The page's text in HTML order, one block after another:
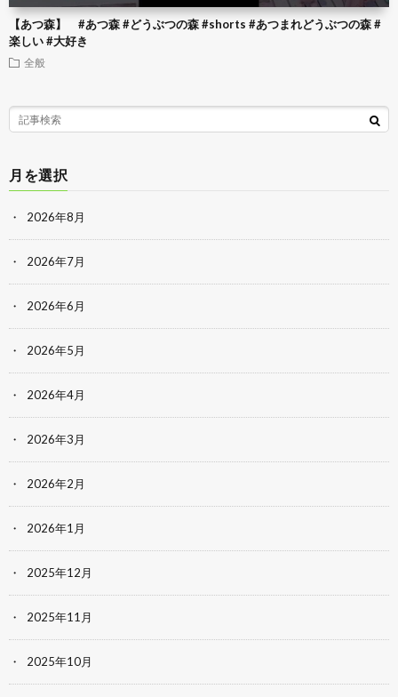
【あつ森】 #あつ森 #どうぶつの森 #shorts #あつまれどうぶつの森 #
楽しい #大好き
全般
月を選択
2026年8月
2026年7月
2026年6月
2026年5月
2026年4月
2026年3月
2026年2月
2026年1月
2025年12月
2025年11月
2025年10月